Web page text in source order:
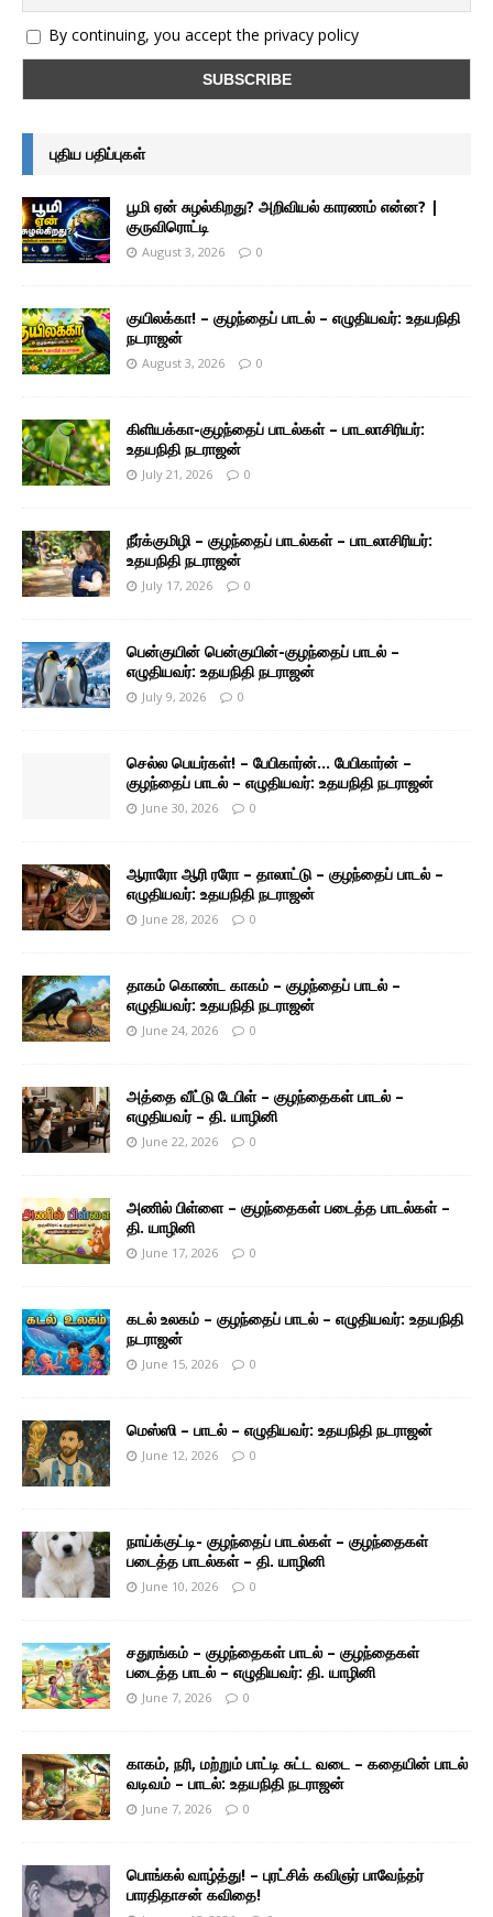
By continuing, you accept the privacy policy
புதிய பதிப்புகள்
பூமி ஏன் சுழல்கிறது? அறிவியல் காரணம் என்ன? |
குருவிரொட்டி
August 3, 2026 0
குயிலக்கா! – குழந்தைப் பாடல் – எழுதியவர்: உதயநிதி
நடராஜன்
August 3, 2026 0
கிளியக்கா-குழந்தைப் பாடல்கள் – பாடலாசிரியர்:
உதயநிதி நடராஜன்
July 21, 2026 0
நீர்க்குமிழி – குழந்தைப் பாடல்கள் – பாடலாசிரியர்:
உதயநிதி நடராஜன்
July 17, 2026 0
பென்குயின் பென்குயின்-குழந்தைப் பாடல் –
எழுதியவர்: உதயநிதி நடராஜன்
July 9, 2026 0
செல்ல பெயர்கள்! – பேபிகார்ன்… பேபிகார்ன் –
குழந்தைப் பாடல் – எழுதியவர்: உதயநிதி நடராஜன்
June 30, 2026 0
ஆராரோ ஆரி ரரோ – தாலாட்டு – குழந்தைப் பாடல் –
எழுதியவர்: உதயநிதி நடராஜன்
June 28, 2026 0
தாகம் கொண்ட காகம் – குழந்தைப் பாடல் –
எழுதியவர்: உதயநிதி நடராஜன்
June 24, 2026 0
அத்தை வீட்டு டேபிள் – குழந்தைகள் பாடல் –
எழுதியவர் – தி. யாழினி
June 22, 2026 0
அணில் பிள்ளை – குழந்தைகள் படைத்த பாடல்கள் –
தி. யாழினி
June 17, 2026 0
கடல் உலகம் – குழந்தைப் பாடல் – எழுதியவர்: உதயநிதி
நடராஜன்
June 15, 2026 0
மெஸ்ஸி – பாடல் – எழுதியவர்: உதயநிதி நடராஜன்
June 12, 2026 0
நாய்க்குட்டி- குழந்தைப் பாடல்கள் – குழந்தைகள்
படைத்த பாடல்கள் – தி. யாழினி
June 10, 2026 0
சதுரங்கம் – குழந்தைகள் பாடல் – குழந்தைகள்
படைத்த பாடல் – எழுதியவர்: தி. யாழினி
June 7, 2026 0
காகம், நரி, மற்றும் பாட்டி சுட்ட வடை – கதையின் பாடல்
வடிவம் – பாடல்: உதயநிதி நடராஜன்
June 7, 2026 0
பொங்கல் வாழ்த்து! – புரட்சிக் கவிஞர் பாவேந்தர்
பாரதிதாசன் கவிதை!